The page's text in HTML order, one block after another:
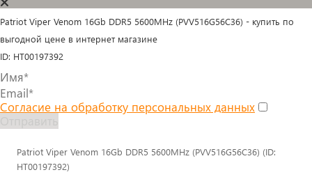
Patriot Viper Venom 16Gb DDR5 5600MHz (PVV516G56C36) - купить по
выгодной цене в интернет магазине
ID: HT00197392
Согласие на обработку персональных данных
Patriot Viper Venom 16Gb DDR5 5600MHz (PVV516G56C36) (ID:
HT00197392)